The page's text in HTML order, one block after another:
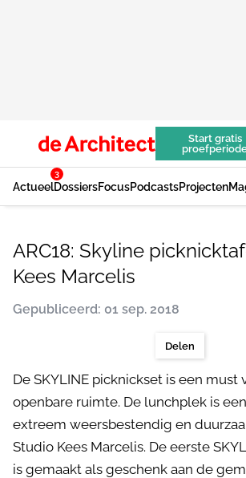
Start gratis
Actueel
3
DossiersFocusPodcastsProjecten
ARC18: Skyline
Kees Marcelis
Gepubliceerd: 01 sep. 2018
Delen
De SKYLINE picknickset is een must
openbare ruimte. De lunchplek is
extreem weersbestendig en
Studio Kees Marcelis. De eerste
is gemaakt als geschenk aan de